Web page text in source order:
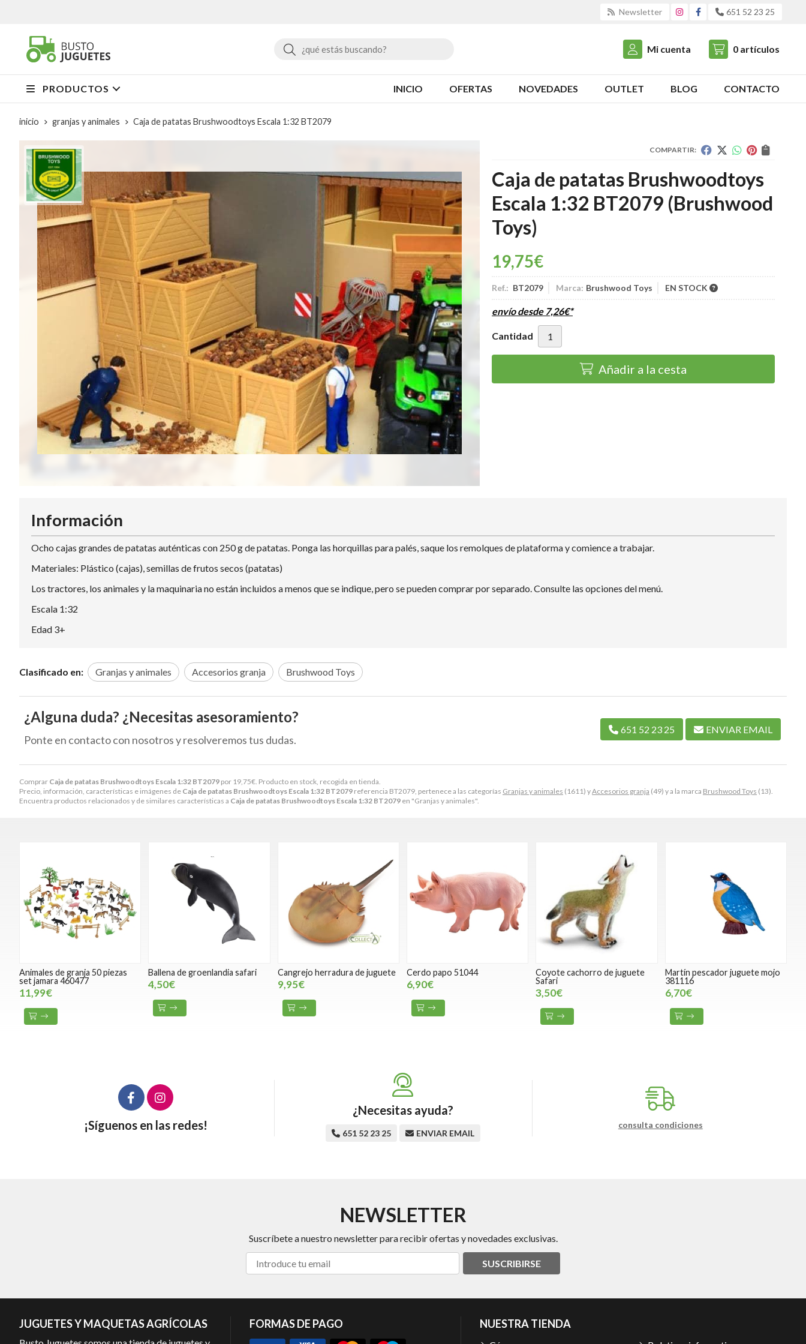
Newsletter 651 52 23 25
Buscar Mi cuenta 0 artículos
PRODUCTOS INICIO OFERTAS NOVEDADES OUTLET BLOG CONTACTO
inicio granjas y animales Caja de patatas Brushwoodtoys Escala 1:32 BT2079
COMPARTIR:
Caja de patatas Brushwoodtoys
Escala 1:32 BT2079 (Brushwood
Toys)
19,75€
Ref.: BT2079 Marca: Brushwood Toys EN STOCK
envío desde 7,26€*
Cantidad
Añadir a la cesta
Comprar Caja de patatas Brushwoodtoys Escala 1:32 BT2079 por 19,75€ . Producto en stock, recogida en tienda.
Precio, información, características e imágenes de Caja de patatas Brushwoodtoys Escala 1:32 BT2079 referencia BT2079, pertenece a las categorías Granjas y animales (1611) yAccesorios granja (49) y a la marca Brushwood Toys (13).
Encuentra productos relacionados y de similares características a Caja de patatas Brushwoodtoys Escala 1:32 BT2079 en "Granjas y animales".
Información
Ocho cajas grandes de patatas auténticas con 250 g de patatas. Ponga las horquillas para palés, saque los remolques de plataforma y comience a trabajar.
Materiales: Plástico (cajas), semillas de frutos secos (patatas)
Los tractores, los animales y la maquinaria no están incluidos a menos que se indique, pero se pueden comprar por separado. Consulte las opciones del menú.
Escala 1:32
Edad 3+
Clasificado en: Granjas y animales Accesorios granja Brushwood Toys
¿Alguna duda? ¿Necesitas asesoramiento?
Ponte en contacto con nosotros y resolveremos tus dudas.
651 52 23 25 ENVIAR EMAIL
Animales de granja 50 piezas
set jamara 460477
11,99€
Ballena de groenlandia safari
4,50€
Cangrejo herradura de juguete
9,95€
Cerdo papo 51044
6,90€
Coyote cachorro de juguete
Safari
3,50€
Martín pescador juguete mojo
381116
6,70€
¡Síguenos en las redes!
¿Necesitas ayuda?
651 52 23 25 ENVIAR EMAIL
consulta condiciones
NEWSLETTER
Suscríbete a nuestro newsletter para recibir ofertas y novedades exclusivas.
SUSCRIBIRSE
JUGUETES Y MAQUETAS AGRÍCOLAS FORMAS DE PAGO NUESTRA TIENDA